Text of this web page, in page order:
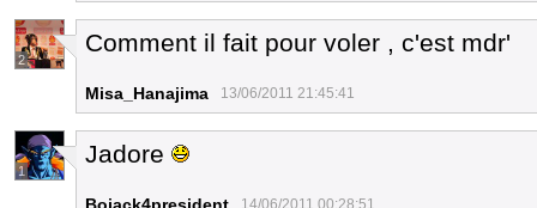
2
Comment il fait pour voler , c'est mdr'
Misa_Hanajima 13/06/2011 21:45:41
1
Jadore
14/06/2011 00:28:51